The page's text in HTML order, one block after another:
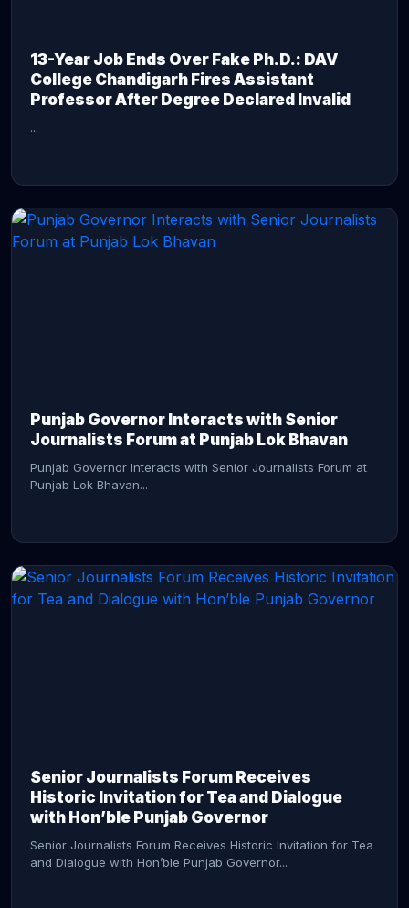
13-Year Job Ends Over Fake Ph.D.: DAV
College Chandigarh Fires Assistant
Professor After Degree Declared Invalid
...
Punjab Governor Interacts with Senior
Journalists Forum at Punjab Lok Bhavan
Punjab Governor Interacts with Senior Journalists Forum at
Punjab Lok Bhavan...
Senior Journalists Forum Receives
Historic Invitation for Tea and Dialogue
with Hon’ble Punjab Governor
Senior Journalists Forum Receives Historic Invitation for Tea
and Dialogue with Hon’ble Punjab Governor...